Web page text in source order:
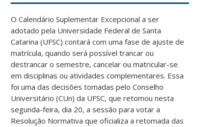
O Calendário Suplementar Excepcional a ser
adotado pela Universidade Federal de Santa
Catarina (UFSC) contará com uma fase de ajuste de
matrícula, quando será possível trancar ou
destrancar o semestre, cancelar ou matricular-se
em disciplinas ou atividades complementares. Essa
foi uma das decisões tomadas pelo Conselho
Universitário (CUn) da UFSC, que retomou nesta
segunda-feira,dia 20, a sessão para votar a
Resolução Normativa que oficializa a retomada das